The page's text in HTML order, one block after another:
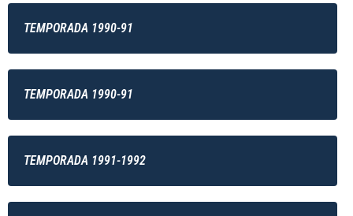
TEMPORADA 1990-91
TEMPORADA 1990-91
TEMPORADA 1991-1992